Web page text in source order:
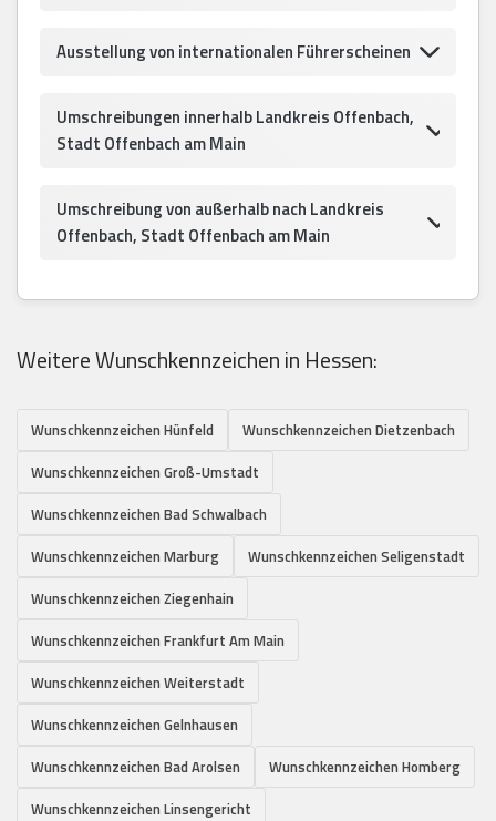
Ausstellung von internationalen Führerscheinen
Umschreibungen innerhalb Landkreis Offenbach,
Stadt Offenbach am Main
Umschreibung von außerhalb nach Landkreis
Offenbach, Stadt Offenbach am Main
Weitere Wunschkennzeichen in Hessen:
Wunschkennzeichen Hünfeld
Wunschkennzeichen Dietzenbach
Wunschkennzeichen Groß-Umstadt
Wunschkennzeichen Bad Schwalbach
Wunschkennzeichen Marburg
Wunschkennzeichen Seligenstadt
Wunschkennzeichen Ziegenhain
Wunschkennzeichen Frankfurt Am Main
Wunschkennzeichen Weiterstadt
Wunschkennzeichen Gelnhausen
Wunschkennzeichen Bad Arolsen
Wunschkennzeichen Homberg
Wunschkennzeichen Linsengericht